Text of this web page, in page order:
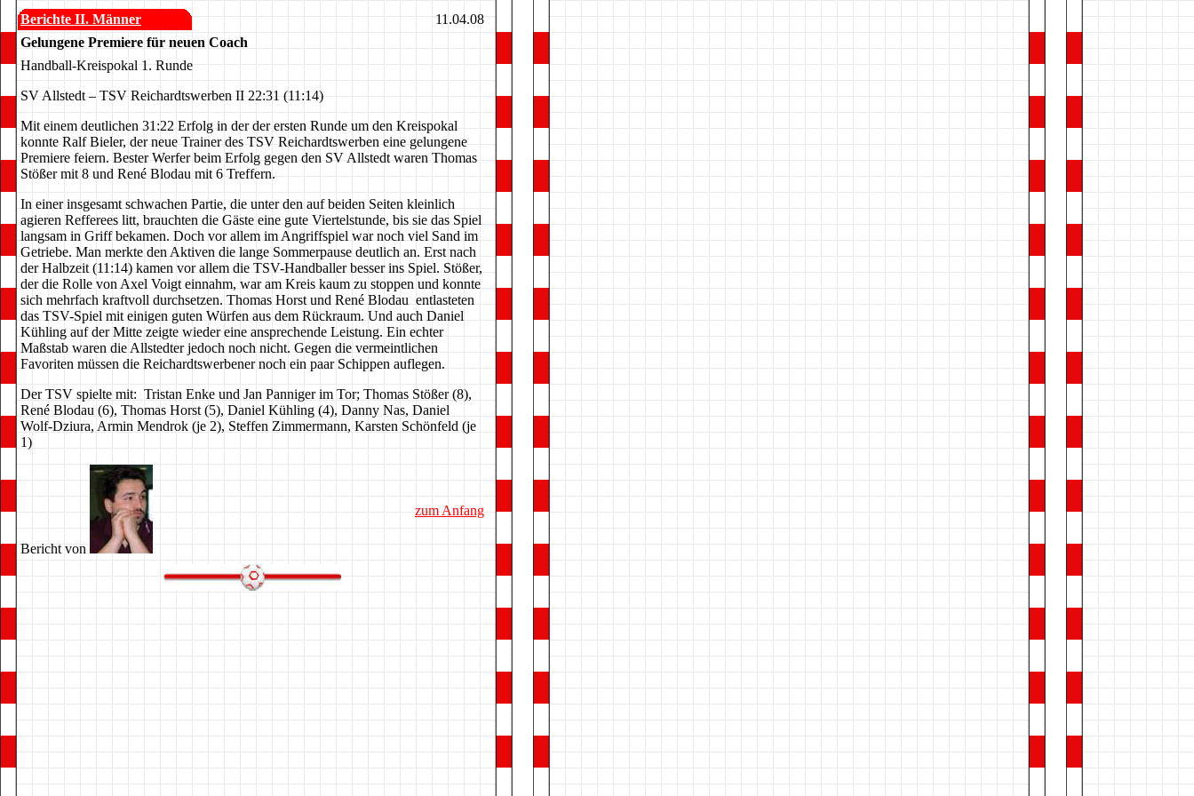
Berichte II. Männer
11.04.08
Gelungene Premiere für neuen Coach
Handball-Kreispokal 1. Runde
SV Allstedt – TSV Reichardtswerben II 22:31 (11:14)
Mit einem deutlichen 31:22 Erfolg in der der ersten Runde um den Kreispokal
konnte Ralf Bieler, der neue Trainer des TSV Reichardtswerben eine gelungene
Premiere feiern. Bester Werfer beim Erfolg gegen den SV Allstedt waren Thomas
Stößer mit 8 und René Blodau mit 6 Treffern.
In einer insgesamt schwachen Partie, die unter den auf beiden Seiten kleinlich
agieren Refferees litt, brauchten die Gäste eine gute Viertelstunde, bis sie das Spiel
langsam in Griff bekamen. Doch vor allem im Angriffspiel war noch viel Sand im
Getriebe. Man merkte den Aktiven die lange Sommerpause deutlich an. Erst nach
der Halbzeit (11:14) kamen vor allem die TSV-Handballer besser ins Spiel. Stößer,
der die Rolle von Axel Voigt einnahm, war am Kreis kaum zu stoppen und konnte
sich mehrfach kraftvoll durchsetzen. Thomas Horst und René Blodau entlasteten
das TSV-Spiel mit einigen guten Würfen aus dem Rückraum. Und auch Daniel
Kühling auf der Mitte zeigte wieder eine ansprechende Leistung. Ein echter
Maßstab waren die Allstedter jedoch noch nicht. Gegen die vermeintlichen
Favoriten müssen die Reichardtswerbener noch ein paar Schippen auflegen.
Der TSV spielte mit: Tristan Enke und Jan Panniger im Tor; Thomas Stößer (8),
René Blodau (6), Thomas Horst (5), Daniel Kühling (4), Danny Nas, Daniel
Wolf-Dziura, Armin Mendrok (je 2), Steffen Zimmermann, Karsten Schönfeld (je
1)
Bericht von
zum Anfang